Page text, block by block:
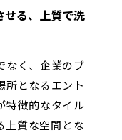
せる、上質で洗
なく、企業のブ
所となるエント
特徴的なタイル
上質な空間とな